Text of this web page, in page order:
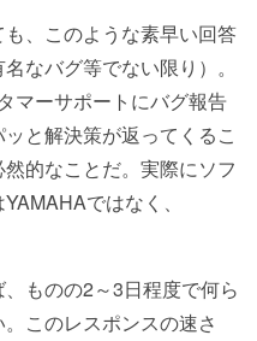
、このような素早い回答
なバグ等でない限り）。
マーサポートにバグ報告
と解決策が返ってくるこ
的なことだ。実際にソフ
ではなく、
ものの2～3日程度で何ら
このレスポンスの速さ